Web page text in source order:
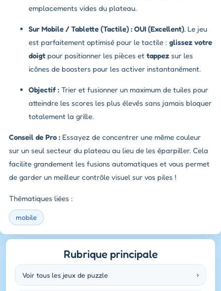
emplacements vides du plateau.
Sur Mobile / Tablette (Tactile) : OUI (Excellent). Le jeu
est parfaitement optimisé pour le tactile : glissez votre
doigt pour positionner les pièces et tappez sur les
icônes de boosters pour les activer instantanément.
Objectif : Trier et fusionner un maximum de tuiles pour
atteindre les scores les plus élevés sans jamais bloquer
totalement la grille.
Conseil de Pro : Essayez de concentrer une même couleur
sur un seul secteur du plateau au lieu de les éparpiller. Cela
facilite grandement les fusions automatiques et vous permet
de garder un meilleur contrôle visuel sur vos piles !
Thématiques liées :
mobile
Rubrique principale
Voir tous les jeux de puzzle ›